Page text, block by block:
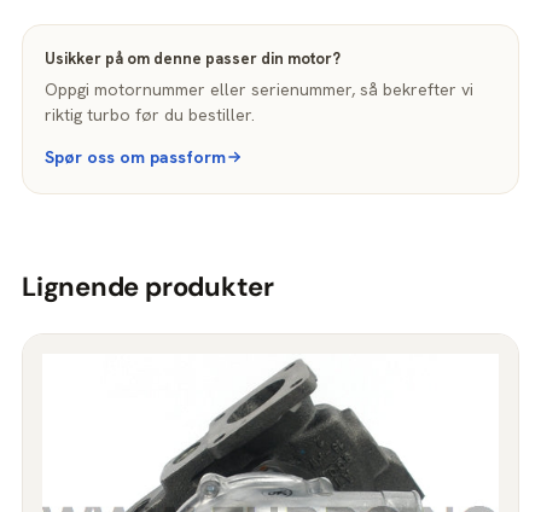
Usikker på om denne passer din motor?
Oppgi motornummer eller serienummer, så bekrefter vi
riktig turbo før du bestiller.
Spør oss om passform
Lignende produkter